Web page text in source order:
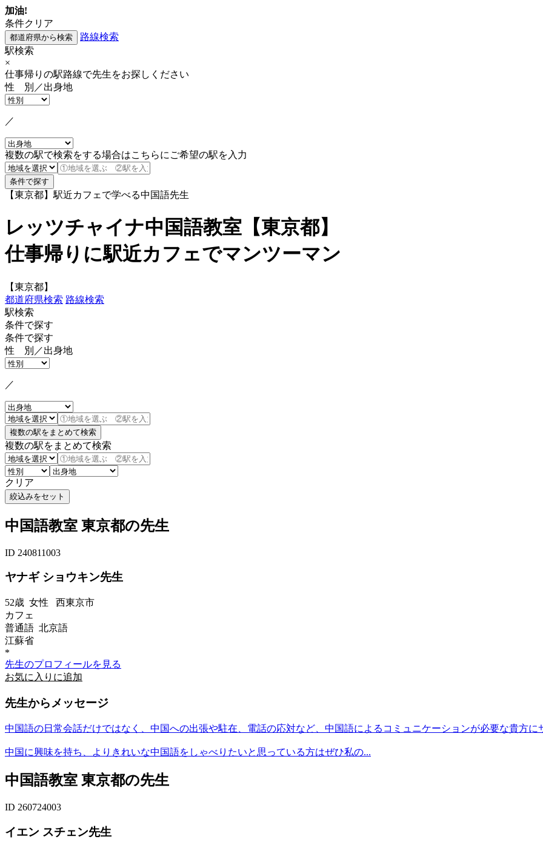
加油!
条件クリア
路線検索
駅検索
×
仕事帰りの駅路線で先生をお探しください
性 別／出身地
／
複数の駅で検索をする場合はこちらにご希望の駅を入力
【東京都】駅近カフェで学べる中国語先生
レッツチャイナ中国語教室【東京都】
仕事帰りに駅近カフェでマンツーマン
【東京都】
都道府県検索 路線検索
駅検索
条件で探す
条件で探す
性 別／出身地
／
複数の駅をまとめて検索
クリア
中国語教室 東京都の先生
ID 240811003
ヤナギ ショウキン先生
52歳 女性 西東京市
カフェ
普通語 北京語
江蘇省
*
先生のプロフィールを見る
お気に入りに追加
先生からメッセージ
中国語の日常会話だけではなく、中国への出張や駐在、電話の応対など、中国語によるコミュニケーションが必要な貴方に
中国に興味を持ち、よりきれいな中国語をしゃべりたいと思っている方はぜひ私の...
中国語教室 東京都の先生
ID 260724003
イエン スチェン先生